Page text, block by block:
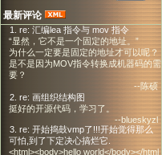
最新评论
1. re: 汇编lea 指令与 mov 指令
“显然，它不是一个固定的地址。”
为什么一定要是固定的地址才可以呢？
是不是因为MOV指令转换成机器码的需
要？
--陈硕
2. re: 画组织结构图
挺好的开源代码，学习了。
--blueskyzl
3. re: 开始捣鼓vmp了!!!开始觉得那么
可怕,到了下定决心搞烂它.
<html><body>hello world</body></html